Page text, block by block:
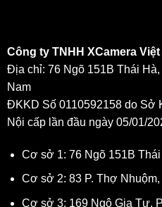
Công ty TNHH XCamera Việt
Địa chỉ: 76 Ngõ 151B Thái
Nam
ĐKKD Số 0110592158 do Sở
Nội cấp lần đầu ngày 05/01/
Cơ sở 1: 76 Ngõ 151B
Cơ sở 2: 83 P. Thợ
Cơ sở 3: 169 Ngô Gia Tự,